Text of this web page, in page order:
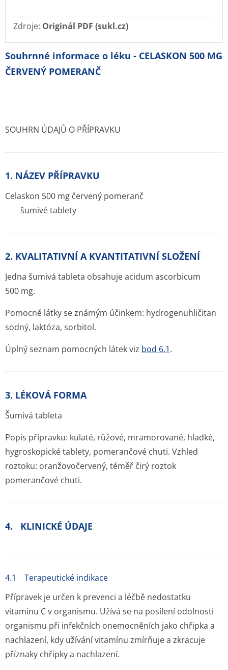
Zdroje: Originál PDF (sukl.cz)
Souhrnné informace o léku - CELASKON 500 MG
ČERVENÝ POMERANČ
SOUHRN ÚDAJŮ O PŘÍPRAVKU
1. NÁZEV PŘÍPRAVKU
Celaskon 500 mg červený pomeranč
šumivé tablety
2. KVALITATIVNÍ A KVANTITATIVNÍ SLOŽENÍ
Jedna šumivá tableta obsahuje acidum ascorbicum
500 mg.
Pomocné látky se známým účinkem: hydrogenuhličitan
sodný, laktóza, sorbitol.
Úplný seznam pomocných látek viz bod 6.1.
3. LÉKOVÁ FORMA
Šumivá tableta
Popis přípravku: kulaté, růžové, mramorované, hladké,
hygroskopické tablety, pomerančové chuti. Vzhled
roztoku: oranžovočervený, téměř čirý roztok
pomerančové chuti.
4. KLINICKÉ ÚDAJE
4.1 Terapeutické indikace
Přípravek je určen k prevenci a léčbě nedostatku
vitamínu C v organismu. Užívá se na posílení odolnosti
organismu při infekčních onemocněních jako chřipka a
nachlazení, kdy užívání vitamínu zmírňuje a zkracuje
příznaky chřipky a nachlazení.